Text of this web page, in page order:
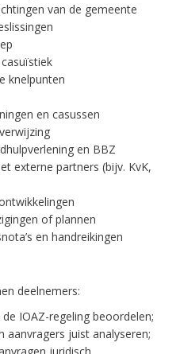
van de gemeente
knelpunten
en casussen
en BBZ
externe partners (bijv. KvK,
of plannen
en handreikingen
deelnemers:
IOAZ-regeling beoordelen;
aanvragers juist analyseren;